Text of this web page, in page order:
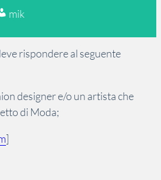
mik
rispondere al seguente
designer e/o un artista che
di Moda;
]